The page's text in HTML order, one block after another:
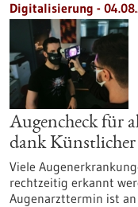
Digitalisierung -
Augencheck für
dank
Viele
rechtzeitig erkannt
Augenarzttermin ist